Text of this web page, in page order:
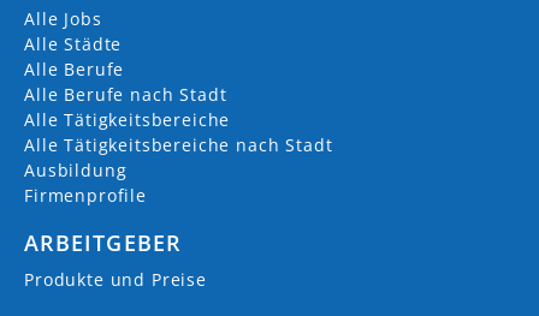
Alle Jobs
Alle Städte
Alle Berufe
Alle Berufe nach Stadt
Alle Tätigkeitsbereiche
Alle Tätigkeitsbereiche nach Stadt
Ausbildung
Firmenprofile
ARBEITGEBER
Produkte und Preise